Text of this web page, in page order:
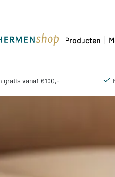
Producten
gratis vanaf €100,-